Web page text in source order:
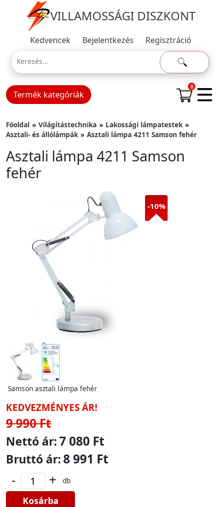
VILLAMOSSÁGI DISZKONT
Kedvencek Bejelentkezés Regisztráció
Termék kategóriák
0
Főoldal Világítástechnika
Lakossági lámpatestek
Asztali- és állólámpák
Asztali lámpa 4211 Samson fehér
Asztali lámpa 4211 Samson
fehér
-10%
Samson asztali lámpa fehér
KEDVEZMÉNYES ÁR!
9 990 Ft
Nettó ár:7 080 Ft
Bruttó ár:8 991 Ft
- + db
Kosárba